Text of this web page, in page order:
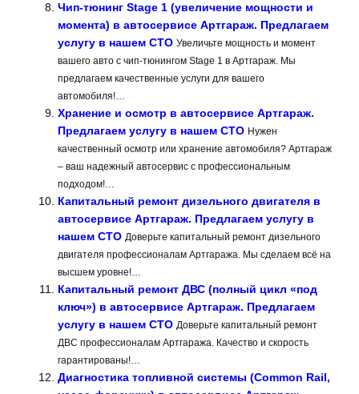
Чип-тюнинг Stage 1 (увеличение мощности и
момента) в автосервисе Артгараж. Предлагаем
услугу в нашем СТО Увеличьте мощность и момент
вашего авто с чип-тюнингом Stage 1 в Артгараж. Мы
предлагаем качественные услуги для вашего
автомобиля!…
Хранение и осмотр в автосервисе Артгараж.
Предлагаем услугу в нашем СТО Нужен
качественный осмотр или хранение автомобиля? Артгараж
– ваш надежный автосервис с профессиональным
подходом!…
Капитальный ремонт дизельного двигателя в
автосервисе Артгараж. Предлагаем услугу в
нашем СТО Доверьте капитальный ремонт дизельного
двигателя профессионалам Артгаража. Мы сделаем всё на
высшем уровне!…
Капитальный ремонт ДВС (полный цикл «под
ключ») в автосервисе Артгараж. Предлагаем
услугу в нашем СТО Доверьте капитальный ремонт
ДВС профессионалам Артгаража. Качество и скорость
гарантированы!…
Диагностика топливной системы (Common Rail,